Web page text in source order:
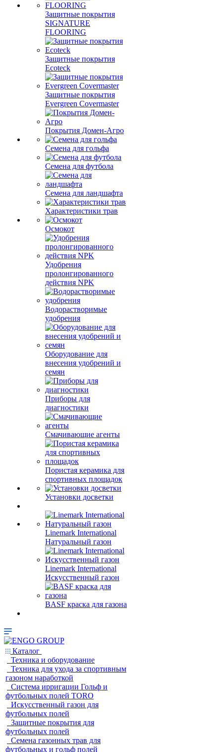
Защитные покрытия
SIGNATURE
FLOORING
Защитные покрытия
Ecoteck
Защитные покрытия
Evergreen Covermaster
Покрытия Домен-Агро
Семена для гольфа
Семена для футбола
Семена для ландшафта
Характеристики трав
Осмокот
Удобрения
пролонгированного
действия NPK
Водорастворимые
удобрения
Оборудование для
внесения удобрений и
семян
Приборы для
диагностики
Смачивающие агенты
Пористая керамика для
спортивных площадок
Установки досветки
Linemark International
Натуральный газон
Linemark International
Искусственный газон
BASF краска для газона
Каталог
Техника и оборудование
Техника для ухода за спортивным
газоном наработкой
Система ирригации Гольф и
футбольных полей TORO
Искусственный газон для
футбольных полей
Защитные покрытия для
футбольных полей
Семена газонных трав для
футбольных и гольф полей